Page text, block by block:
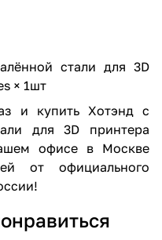
стали для 3D
× 1шт
и купить Хотэнд с
для 3D принтера
офисе в Москве
от официального